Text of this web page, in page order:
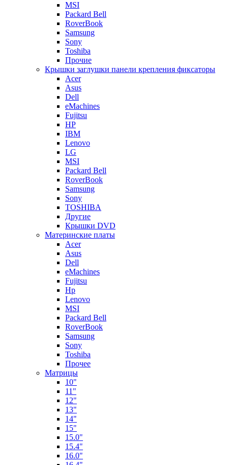
MSI
Packard Bell
RoverBook
Samsung
Sony
Toshiba
Прочие
Крышки заглушки панели крепления фиксаторы
Acer
Asus
Dell
eMachines
Fujitsu
HP
IBM
Lenovo
LG
MSI
Packard Bell
RoverBook
Samsung
Sony
TOSHIBA
Другие
Крышки DVD
Материнские платы
Acer
Asus
Dell
eMachines
Fujitsu
Hp
Lenovo
MSI
Packard Bell
RoverBook
Samsung
Sony
Toshiba
Прочее
Матрицы
10"
11"
12"
13"
14"
15"
15.0"
15.4"
16.0"